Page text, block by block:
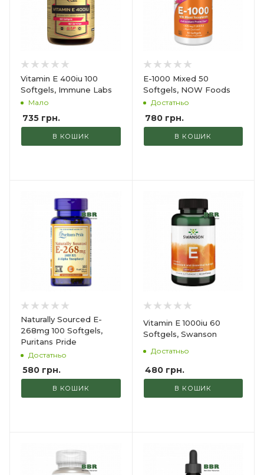
Vitamin E 400iu 100
Softgels, Immune Labs
Мало
735 грн.
В КОШИК
E-1000 Mixed 50
Softgels, NOW Foods
Достатньо
780грн.
В КОШИК
Naturally Sourced E-
268mg 100 Softgels,
Puritans Pride
Достатньо
580 грн.
В КОШИК
Vitamin E 1000iu 60
Softgels, Swanson
Достатньо
480грн.
В КОШИК